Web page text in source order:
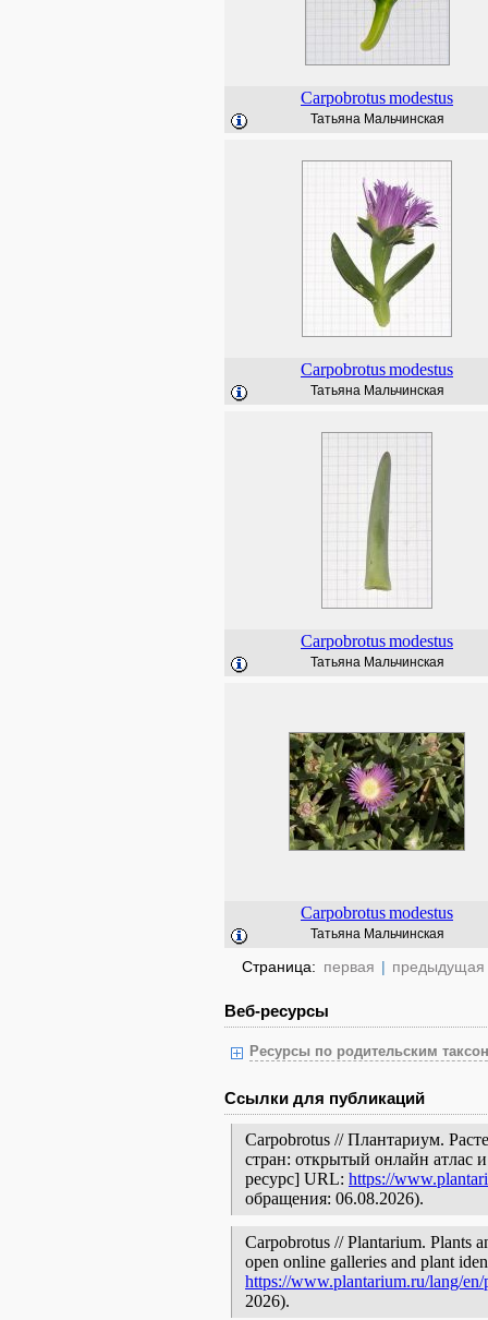
Carpobrotusmodestus
Татьяна Мальчинская
Carpobrotusmodestus
Татьяна Мальчинская
Carpobrotusmodestus
Татьяна Мальчинская
Carpobrotusmodestus
Татьяна Мальчинская
Страница: первая | предыдущая
Веб-ресурсы
Ресурсы по родительским
Ссылки для публикаций
Carpobrotus // Плантариум.
стран: открытый онлайн атлас
ресурс] URL: https://
обращения: 06.08.2026).
Carpobrotus // Plantarium. Plants
open online galleries and plant
https://www.plantarium.ru/lang/
2026).